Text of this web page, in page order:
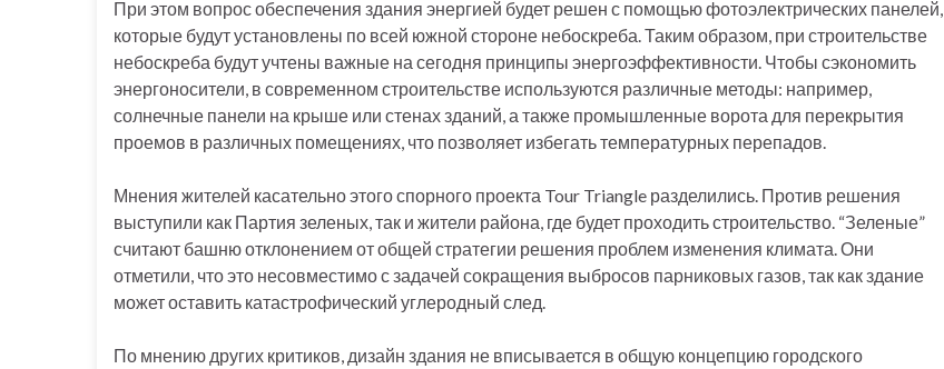
При этом вопрос обеспечения здания энергией будет решен с помощью фотоэлектрических панелей,
которые будут установлены по всей южной стороне небоскреба. Таким образом, при строительстве
небоскреба будут учтены важные на сегодня принципы энергоэффективности. Чтобы сэкономить
энергоносители, в современном строительстве используются различные методы: например,
солнечные панели на крыше или стенах зданий, а также промышленные ворота для перекрытия
проемов в различных помещениях, что позволяет избегать температурных перепадов.
Мнения жителей касательно этого спорного проекта Tour Triangle разделились. Против решения
выступили как Партия зеленых, так и жители района, где будет проходить строительство. “Зеленые”
считают башню отклонением от общей стратегии решения проблем изменения климата. Они
отметили, что это несовместимо с задачей сокращения выбросов парниковых газов, так как здание
может оставить катастрофический углеродный след.
По мнению других критиков, дизайн здания не вписывается в общую концепцию городского